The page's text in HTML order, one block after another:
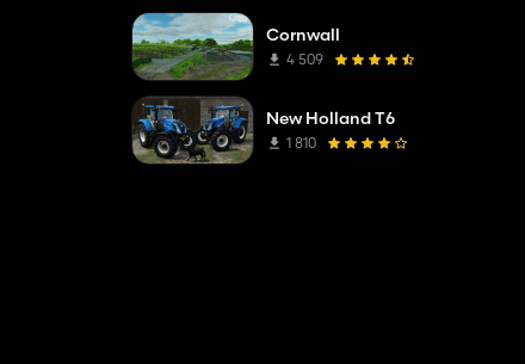
Cornwall
4 509
New Holland T6
1 810